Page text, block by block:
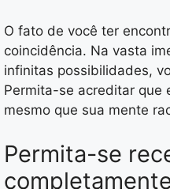
O fato de você ter
coincidência. Na vasta
infinitas possibilidades,
Permita-se acreditar que
mesmo que sua mente
Permita-se